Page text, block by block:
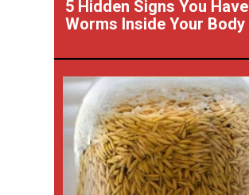
5 Hidden Signs You Have
Worms Inside Your Body